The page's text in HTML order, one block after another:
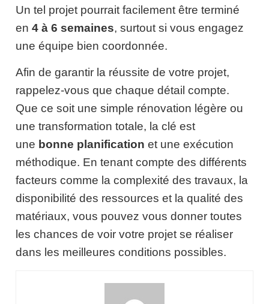
Un tel projet pourrait facilement être terminé
en 4 à 6 semaines, surtout si vous engagez
une équipe bien coordonnée.
Afin de garantir la réussite de votre projet,
rappelez-vous que chaque détail compte.
Que ce soit une simple rénovation légère ou
une transformation totale, la clé est
une bonne planification et une exécution
méthodique. En tenant compte des différents
facteurs comme la complexité des travaux, la
disponibilité des ressources et la qualité des
matériaux, vous pouvez vous donner toutes
les chances de voir votre projet se réaliser
dans les meilleures conditions possibles.